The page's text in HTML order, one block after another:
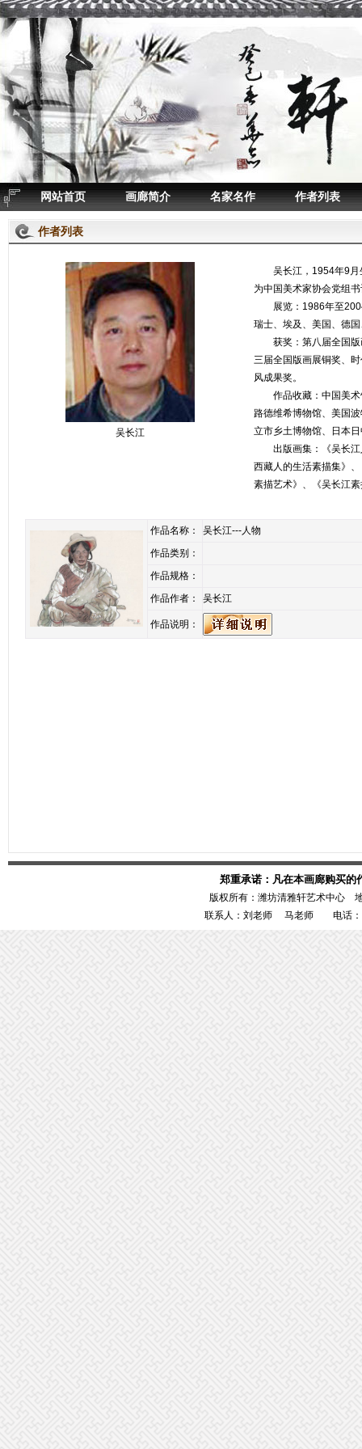
网站首页 画廊简介 名家名作 作者列表
作者列表
吴长江
吴长江，1954年9月生
为中国美术家协会党组
展览：1986年至2004
瑞士、埃及、美国、德
获奖：第八届全国版
三届全国版画展铜奖、
风成果奖。
作品收藏：中国美术
路德维希博物馆、美国
立市乡土博物馆、日本
出版画集：《吴长江
西藏人的生活素描集》
素描艺术》、《吴长江
作品名称：
吴长江---人物
作品类别：
作品规格：
作品作者：
吴长江
作品说明：
郑重承诺：凡在本画廊购买的
版权所有：潍坊清雅轩艺术中心
联系人：刘老师 马老师 电话